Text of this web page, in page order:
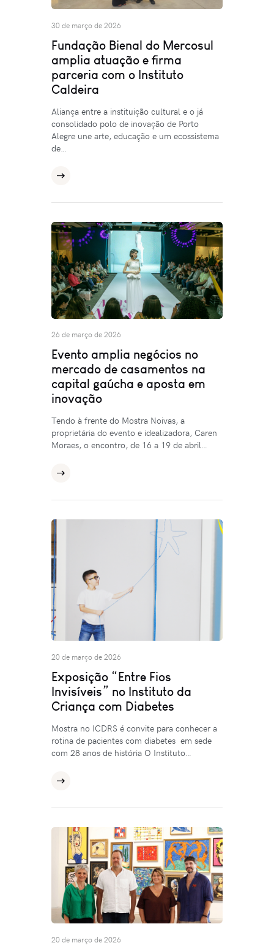
30 de março de 2026
Fundação Bienal do Mercosul
amplia atuação e firma
parceria com o Instituto
Caldeira
Aliança entre a instituição cultural e o já
consolidado polo de inovação de Porto
Alegre une arte, educação e um ecossistema
de…
26 de março de 2026
Evento amplia negócios no
mercado de casamentos na
capital gaúcha e aposta em
inovação
Tendo à frente do Mostra Noivas, a
proprietária do evento e idealizadora, Caren
Moraes, o encontro, de 16 a 19 de abril…
20 de março de 2026
Exposição “Entre Fios
Invisíveis” no Instituto da
Criança com Diabetes
Mostra no ICDRS é convite para conhecer a
rotina de pacientes com diabetes em sede
com 28 anos de história O Instituto…
20 de março de 2026